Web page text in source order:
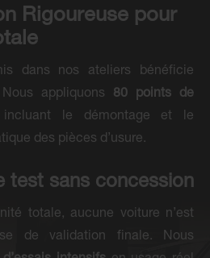
Rigoureuse pour
dans nos ateliers bénéficie
appliquons 80 points de
le démontage et le
des pièces d’usure.
test sans concession
totale, aucune voiture n’est
de validation finale. Nous